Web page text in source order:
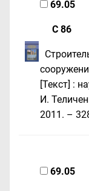
69.05
С 86
[Текст] :
И.
2011. –
69.05